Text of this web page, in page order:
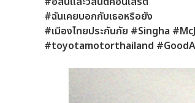
#ฉันเคยบอกกับเธอหรือยัง
#เมืองไทยประกันภัย #Singha
#toyotamotorthailand